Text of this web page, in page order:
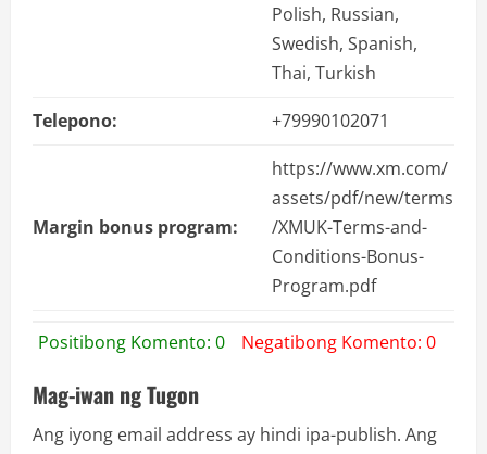
Polish, Russian,
Swedish, Spanish,
Thai, Turkish
Telepono:
+79990102071
Margin bonus program:
https://www.xm.com/
assets/pdf/new/terms
/XMUK-Terms-and-
Conditions-Bonus-
Program.pdf
Positibong Komento: 0 Negatibong Komento: 0
Mag-iwan ng Tugon
Ang iyong email address ay hindi ipa-publish. Ang